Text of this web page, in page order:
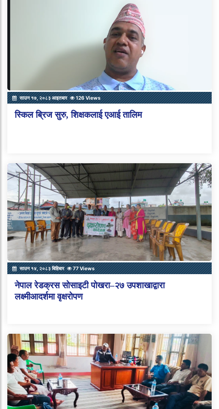
साउन १७, २०८३ आइतबार 126 Views
स्किल ब्रिज सुरु, शिक्षकलाई एआई तालिम
साउन १४, २०८३ बिहिबार 77 Views
नेपाल रेडक्रस सोसाइटी पोखरा–२७ उपशाखाद्वारा
लक्ष्मीआदर्शमा वृक्षरोपण